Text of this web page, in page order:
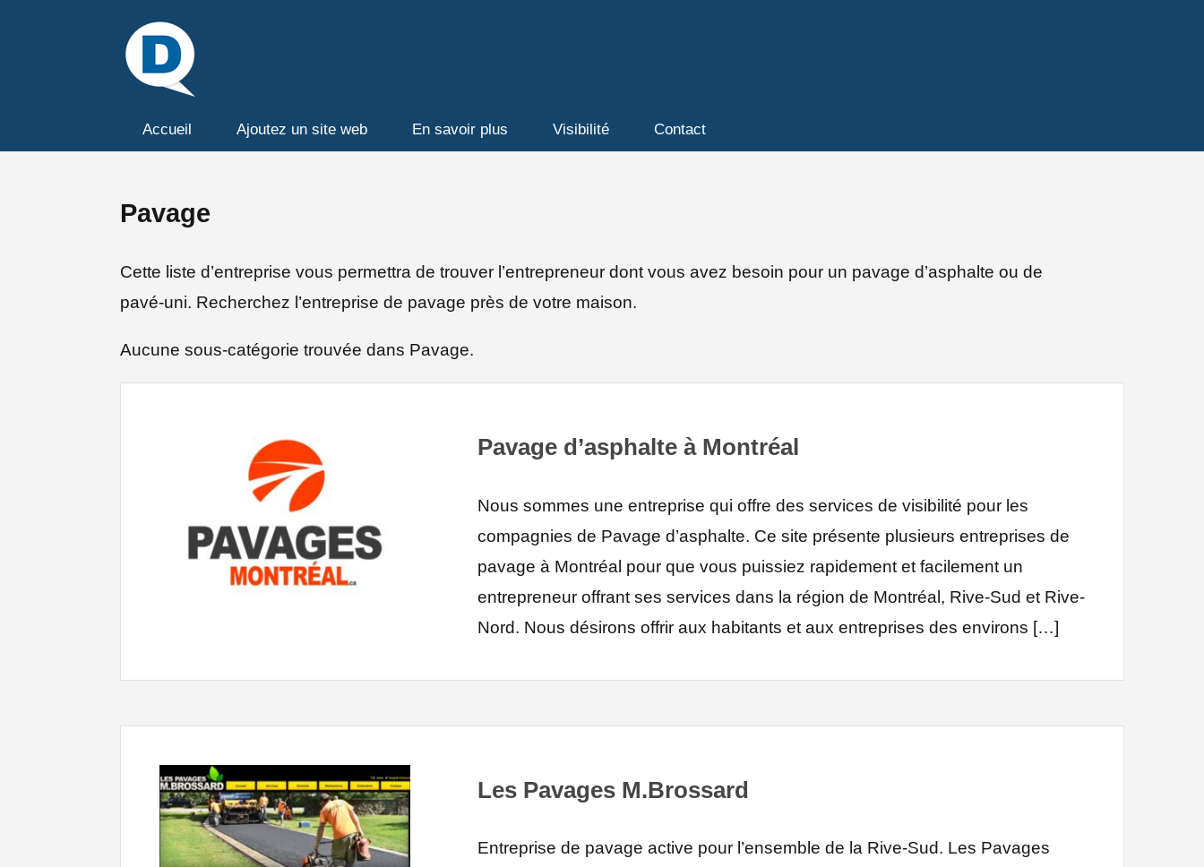
Accueil Ajoutez un site web En savoir plus Visibilité Contact
Pavage
Cette liste d’entreprise vous permettra de trouver l’entrepreneur dont vous avez besoin pour un pavage d’asphalte ou de
pavé-uni. Recherchez l’entreprise de pavage près de votre maison.
Aucune sous-catégorie trouvée dans Pavage.
Pavage d’asphalte à Montréal
Nous sommes une entreprise qui offre des services de visibilité pour les
compagnies de Pavage d’asphalte. Ce site présente plusieurs entreprises de
pavage à Montréal pour que vous puissiez rapidement et facilement un
entrepreneur offrant ses services dans la région de Montréal, Rive-Sud et Rive-
Nord. Nous désirons offrir aux habitants et aux entreprises des environs […]
Les Pavages M.Brossard
Entreprise de pavage active pour l’ensemble de la Rive-Sud. Les Pavages